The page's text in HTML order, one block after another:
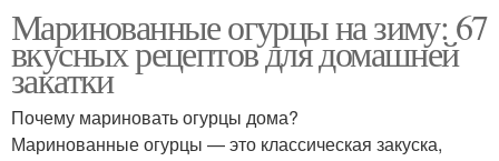
Маринованные огурцы на зиму: 67
вкусных рецептов для домашней
закатки
Почему мариновать огурцы дома?
Маринованные огурцы — это классическая закуска,